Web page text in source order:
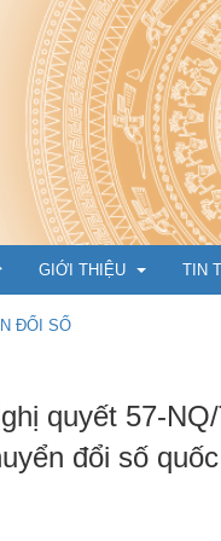
GIỚI THIỆU
CHỨC NĂNG, NHIỆM
TỔ CHỨC BỘ MÁYBan
TIN
ĐỔI SỐ
quyết 57-
đổi số